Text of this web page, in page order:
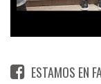
ESTAMOS EN